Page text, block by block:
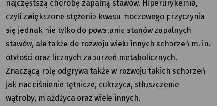
najczęstszą chorobę zapalną stawów. Hiperurykemia,
czyli zwiększone stężenie kwasu moczowego przyczynia
się jednak nie tylko do powstania stanów zapalnych
stawów, ale także do rozwoju wielu innych schorzeń m. in.
otyłości oraz licznych zaburzeń metabolicznych.
Znaczącą rolę odgrywa także w rozwoju takich schorzeń
jak nadciśnienie tętnicze, cukrzyca, stłuszczenie
wątroby, miażdżyca oraz wiele innych.